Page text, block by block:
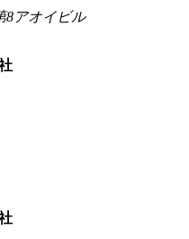
8アオイビル